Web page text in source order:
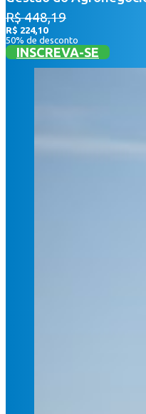
R$ 448,19
R$ 224,10
50% de desconto
INSCREVA-SE